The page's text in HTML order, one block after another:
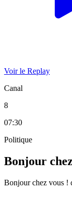
Voir le Replay
Canal
8
07:30
Politique
Bonjour
Bonjour chez vous !